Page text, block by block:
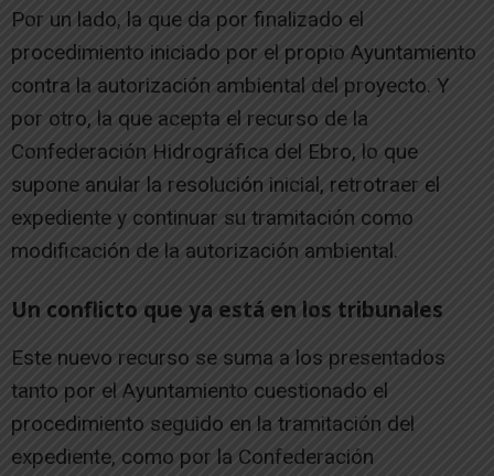
Por un lado, la que da por finalizado el
procedimiento iniciado por el propio Ayuntamiento
contra la autorización ambiental del proyecto. Y
por otro, la que acepta el recurso de la
Confederación Hidrográfica del Ebro, lo que
supone anular la resolución inicial, retrotraer el
expediente y continuar su tramitación como
modificación de la autorización ambiental.
Un conflicto que ya está en los tribunales
Este nuevo recurso se suma a los presentados
tanto por el Ayuntamiento cuestionado el
procedimiento seguido en la tramitación del
expediente, como por la Confederación